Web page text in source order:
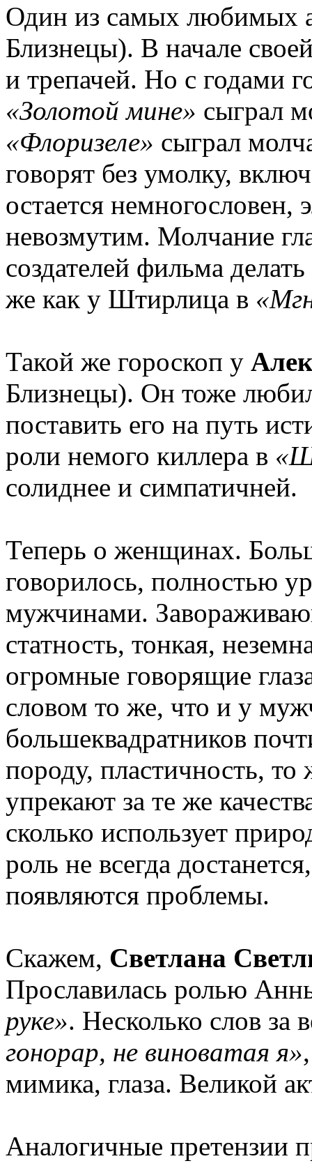
Один из самых любимых
Близнецы). В начале
и трепачей. Но с годами
«Золотой мине» сыграл
«Флоризеле» сыграл
говорят без умолку,
остается немногословен,
невозмутим. Молчание
создателей фильма
же как у Штирлица в
Такой же гороскоп у
Близнецы). Он тоже
поставить его на путь
роли немого киллера в
солиднее и симпатичней.
Теперь о женщинах.
говорилось, полностью
мужчинами.
статность, тонкая,
огромные говорящие
словом то же, что и у
большеквадратников
породу, пластичность,
упрекают за те же
сколько использует
роль не всегда
появляются проблемы.
Скажем, Светлана
Прославилась ролью
руке». Несколько слов за
гонорар, не виноватая я»
мимика, глаза. Великой
Аналогичные претензии